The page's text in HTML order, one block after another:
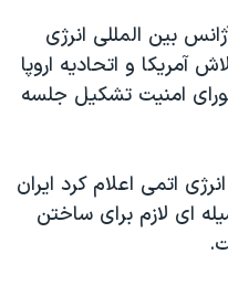
بین المللی انرژی
آمريکا و اتحاديه اروپا
امنیت تشکیل جلسه
اتمی اعلام کرد ایران
وسيله ای لازم برای ساختن